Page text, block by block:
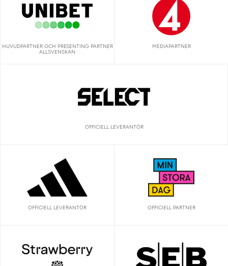
HUVUDPARTNER OCH PRESENTING PARTNER
ALLSVENSKAN
MEDIAPARTNER
OFFICIELL LEVERANTÖR
OFFICIELL LEVERANTÖR OFFICIELL PARTNER